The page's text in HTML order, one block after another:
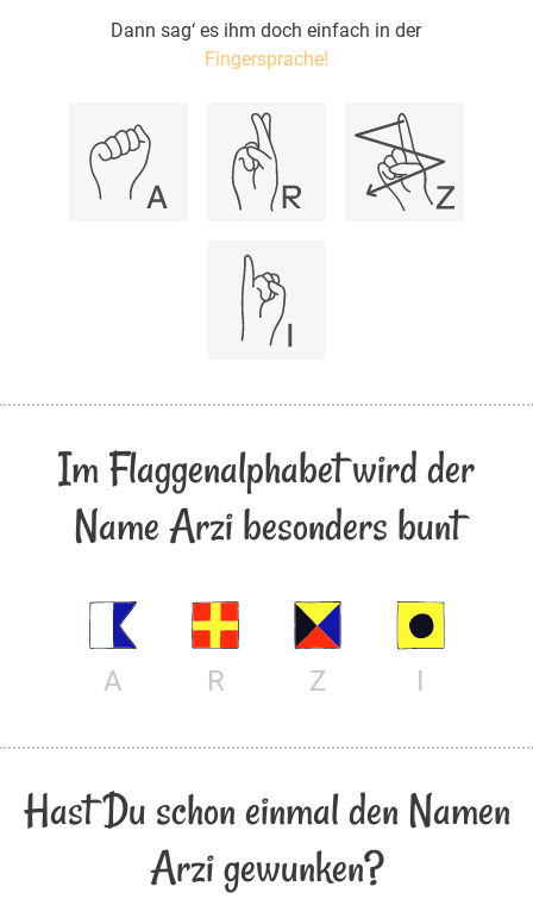
Dann sag‘ es ihm doch einfach in der
Fingersprache!
Im Flaggenalphabet wird der
Name Arzi besonders bunt
A R Z I
Hast Du schon einmal den Namen
Arzi gewunken?